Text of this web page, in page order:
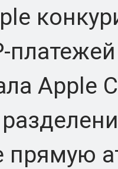
Apple
прямую